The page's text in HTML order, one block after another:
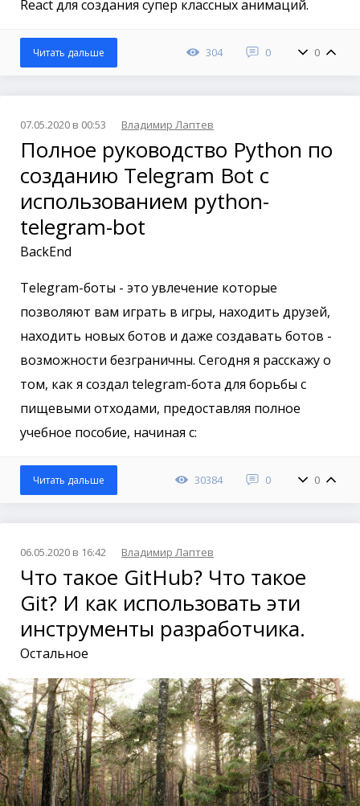
React для создания супер классных анимаций.
304 0 0
Читать дальше
07.05.2020 в 00:53 Владимир Лаптев
Полное руководство Python по
созданию Telegram Bot с
использованием python-
telegram-bot
BackEnd
Telegram-боты - это увлечение которые
позволяют вам играть в игры, находить друзей,
находить новых ботов и даже создавать ботов -
возможности безграничны. Сегодня я расскажу о
том, как я создал telegram-бота для борьбы с
пищевыми отходами, предоставляя полное
учебное пособие, начиная с:
30384 0 0
Читать дальше
06.05.2020 в 16:42 Владимир Лаптев
Что такое GitHub? Что такое
Git? И как использовать эти
инструменты разработчика.
Остальное